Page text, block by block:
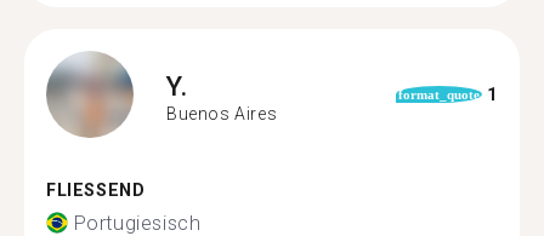
Y.
Buenos Aires
format_quote 1
FLIESSEND
Portugiesisch